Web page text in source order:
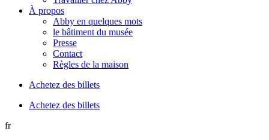
À propos
Abby en quelques mots
le bâtiment du musée
Presse
Contact
Règles de la maison
Achetez des billets
Achetez des billets
fr